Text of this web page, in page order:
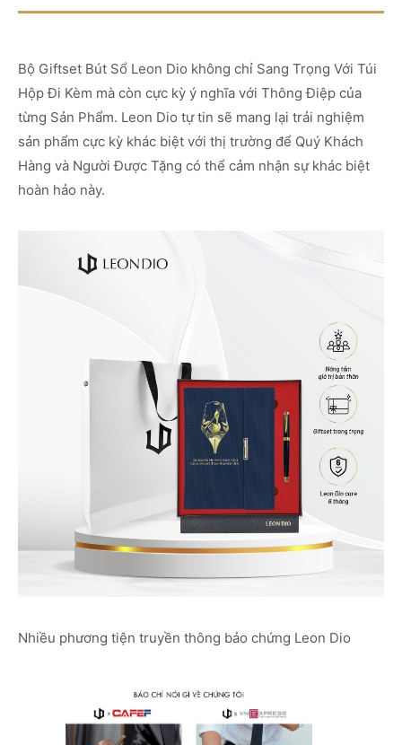
Bộ Giftset Bút Sổ Leon Dio không chỉ Sang Trọng Với Túi
Hộp Đi Kèm mà còn cực kỳ ý nghĩa với Thông Điệp của
từng Sản Phẩm. Leon Dio tự tin sẽ mang lại trải nghiệm
sản phẩm cực kỳ khác biệt với thị trường để Quý Khách
Hàng và Người Được Tặng có thể cảm nhận sự khác biệt
hoàn hảo này.
Nhiều phương tiện truyền thông bảo chứng Leon Dio